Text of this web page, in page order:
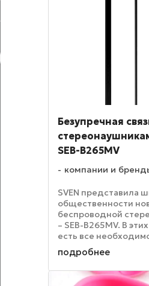
Безупречная
SEB-B265MV
компании и
SVEN представила
общественности
беспроводной
– SEB-B265MV. В
есть все
кто ценит активный
качественную
звук. SVEN SEB-
оснащены
подробнее